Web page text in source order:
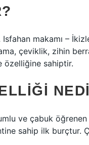
makamı –
çeviklik, zihin
özelliğine sahiptir.
ve çabuk öğrenen
sahip ilk burçtur.